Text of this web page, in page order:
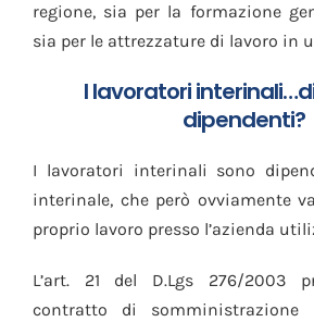
regione, sia per la formazione
sia per le attrezzature di lavoro in
I lavoratori
dipendenti?
I lavoratori interinali sono
interinale, che però ovviamente
proprio lavoro presso l’azienda
L’art. 21 del D.Lgs 276/2003
contratto di somministrazione